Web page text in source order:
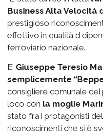
Business Alta Velocità
prestigioso
effettivo in qualità d
ferroviario nazionale.
E’ Giuseppe Teresio
semplicemente
consigliere comunale
loco con la moglie
stato fra i protagonisti
riconoscimenti che si è